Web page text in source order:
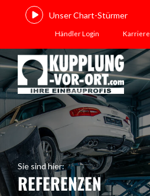
Unser Chart-Stürmer
Händler Login Karriere
Sie sind hier:
REFERENZEN